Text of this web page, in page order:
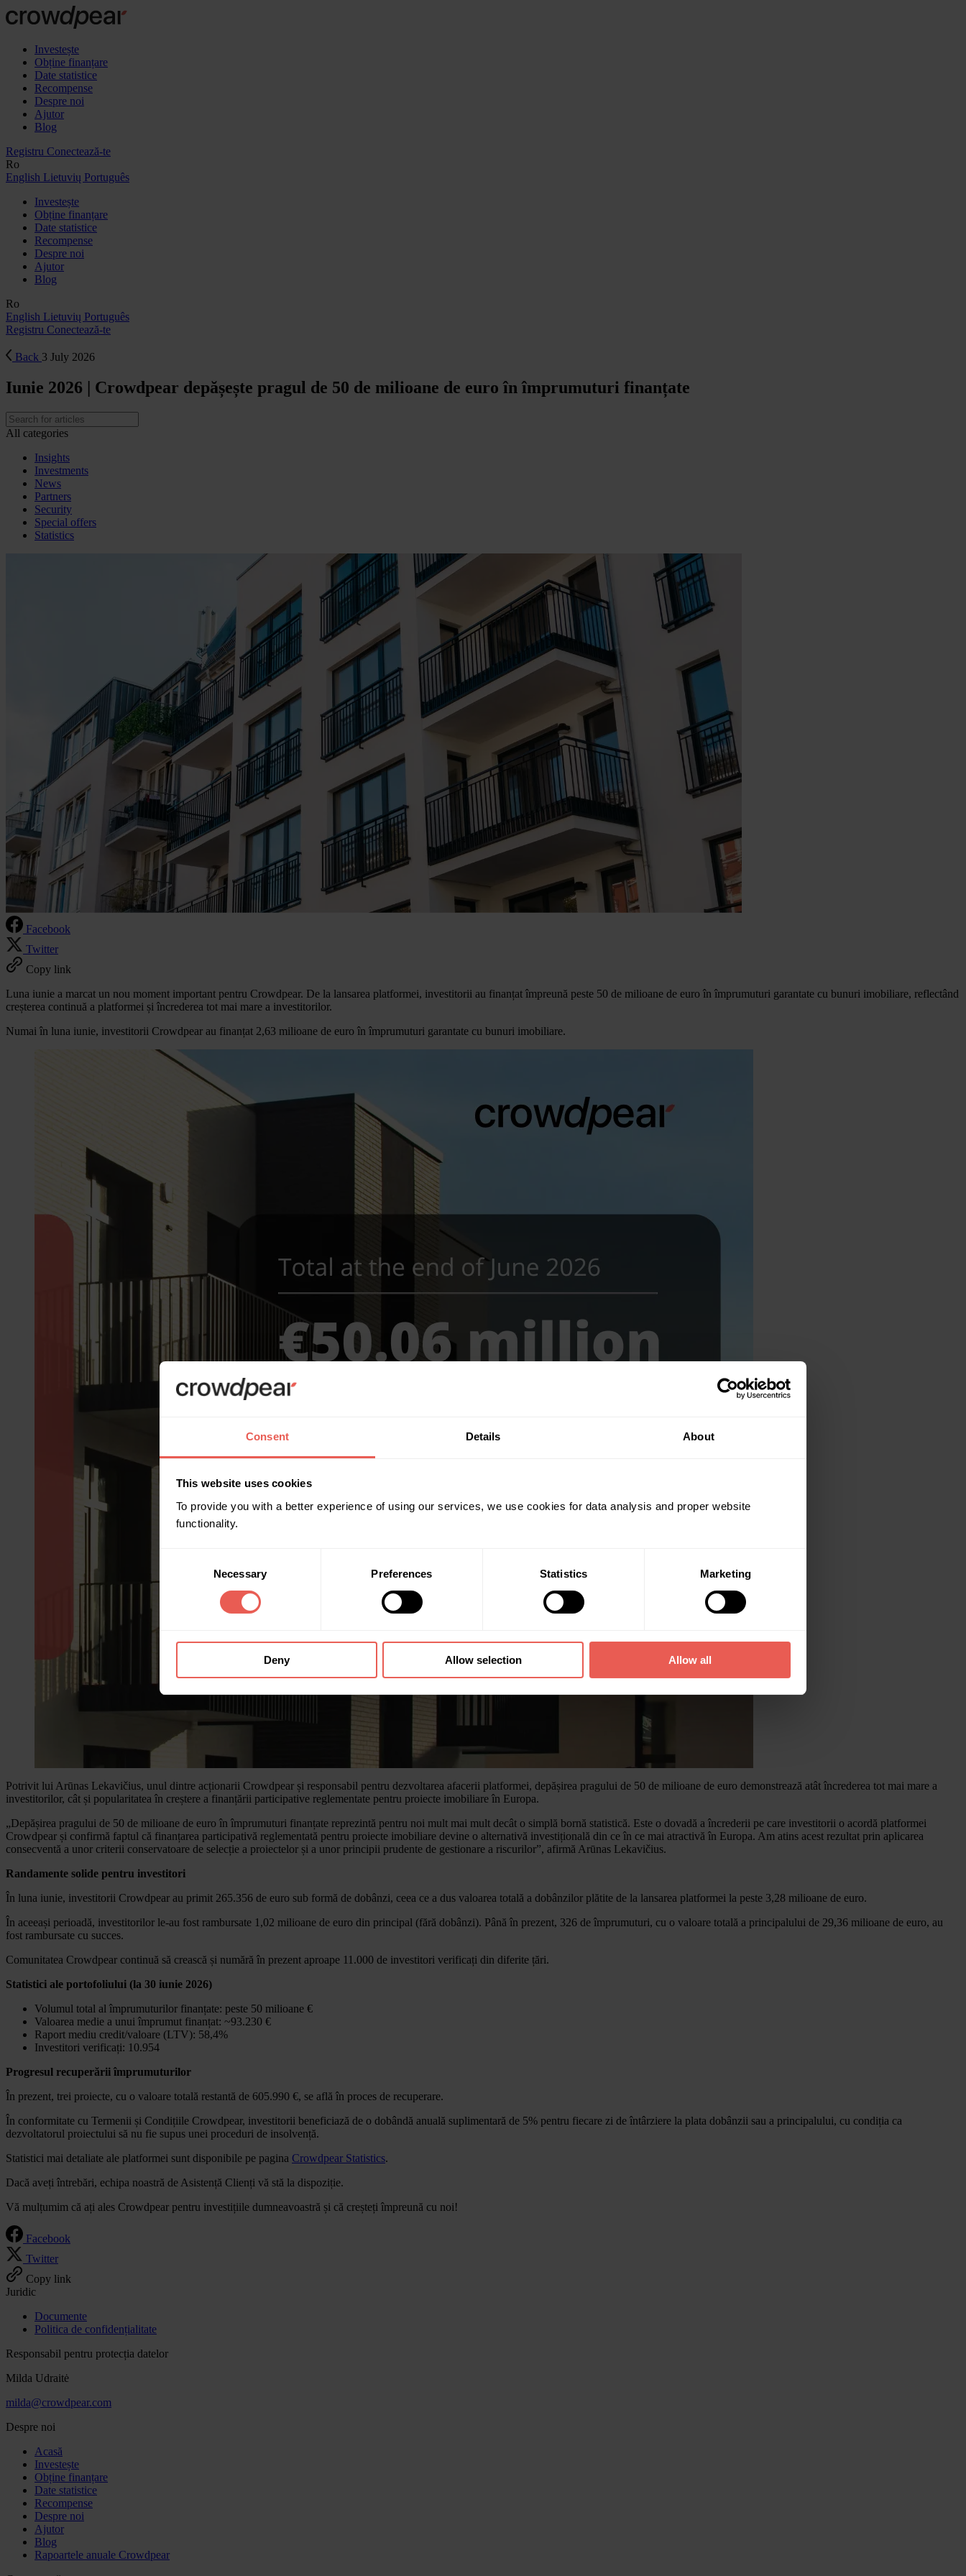
Consent Details About
This website uses cookies
To provide you with a better experience of using our services, we use cookies for data analysis and proper website
functionality.
Necessary Preferences Statistics Marketing
Deny Allow selection Allow all
Investește
Obține finanțare
Date statistice
Recompense
Despre noi
Ajutor
Blog
Registru Conectează-te
Ro
English Lietuvių Português
Investește
Obține finanțare
Date statistice
Recompense
Despre noi
Ajutor
Blog
Ro
English Lietuvių Português
Registru Conectează-te
Back 3 July 2026
Iunie 2026 | Crowdpear depășește pragul de 50 de milioane de euro în împrumuturi finanțate
All categories
Insights
Investments
News
Partners
Security
Special offers
Statistics
Facebook
Twitter
Copy link
Luna iunie a marcat un nou moment important pentru Crowdpear. De la lansarea platformei, investitorii au finanțat împreună peste 50 de milioane de euro în împrumuturi garantate cu bunuri imobiliare, reflectând
creșterea continuă a platformei și încrederea tot mai mare a investitorilor.
Numai în luna iunie, investitorii Crowdpear au finanțat 2,63 milioane de euro în împrumuturi garantate cu bunuri imobiliare.
Potrivit lui Arūnas Lekavičius, unul dintre acționarii Crowdpear și responsabil pentru dezvoltarea afacerii platformei, depășirea pragului de 50 de milioane de euro demonstrează atât încrederea tot mai mare a
investitorilor, cât și popularitatea în creștere a finanțării participative reglementate pentru proiecte imobiliare în Europa.
„Depășirea pragului de 50 de milioane de euro în împrumuturi finanțate reprezintă pentru noi mult mai mult decât o simplă bornă statistică. Este o dovadă a încrederii pe care investitorii o acordă platformei
Crowdpear și confirmă faptul că finanțarea participativă reglementată pentru proiecte imobiliare devine o alternativă investițională din ce în ce mai atractivă în Europa. Am atins acest rezultat prin aplicarea
consecventă a unor criterii conservatoare de selecție a proiectelor și a unor principii prudente de gestionare a riscurilor”, afirmă Arūnas Lekavičius.
Randamente solide pentru investitori
În luna iunie, investitorii Crowdpear au primit 265.356 de euro sub formă de dobânzi, ceea ce a dus valoarea totală a dobânzilor plătite de la lansarea platformei la peste 3,28 milioane de euro.
În aceeași perioadă, investitorilor le-au fost rambursate 1,02 milioane de euro din principal (fără dobânzi). Până în prezent, 326 de împrumuturi, cu o valoare totală a principalului de 29,36 milioane de euro, au
fost rambursate cu succes.
Comunitatea Crowdpear continuă să crească și numără în prezent aproape 11.000 de investitori verificați din diferite țări.
Statistici ale portofoliului (la 30 iunie 2026)
Volumul total al împrumuturilor finanțate: peste 50 milioane €
Valoarea medie a unui împrumut finanțat: ~93.230 €
Raport mediu credit/valoare (LTV): 58,4%
Investitori verificați: 10.954
Progresul recuperării împrumuturilor
În prezent, trei proiecte, cu o valoare totală restantă de 605.990 €, se află în proces de recuperare.
În conformitate cu Termenii și Condițiile Crowdpear, investitorii beneficiază de o dobândă anuală suplimentară de 5% pentru fiecare zi de întârziere la plata dobânzii sau a principalului, cu condiția ca
dezvoltatorul proiectului să nu fie supus unei proceduri de insolvență.
Statistici mai detaliate ale platformei sunt disponibile pe pagina Crowdpear Statistics.
Dacă aveți întrebări, echipa noastră de Asistență Clienți vă stă la dispoziție.
Vă mulțumim că ați ales Crowdpear pentru investițiile dumneavoastră și că creșteți împreună cu noi!
Facebook
Twitter
Copy link
Juridic
Documente
Politica de confidențialitate
Responsabil pentru protecția datelor
Milda Udraitė
milda@crowdpear.com
Despre noi
Acasă
Investește
Obține finanțare
Date statistice
Recompense
Despre noi
Ajutor
Blog
Rapoartele anuale Crowdpear